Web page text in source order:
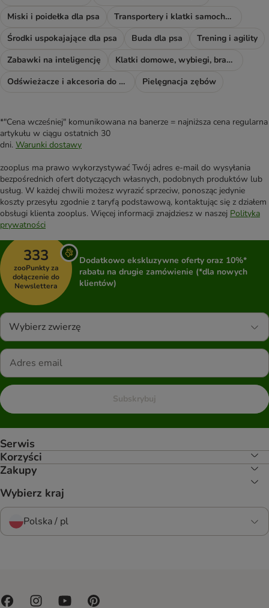
Miski i poidełka dla psa
Transportery i klatki samochodowe
Środki uspokajające dla psa
Buda dla psa
Trening i agility
Zabawki na inteligencję
Klatki domowe, wybiegi, bramki i rampy
Odświeżacze i akcesoria do sprzątania
Pielęgnacja zębów
*"Cena wcześniej" komunikowana na banerze = najniższa cena regularna
artykułu w ciągu ostatnich 30
dni. Warunki dostawy
zooplus ma prawo wykorzystywać Twój adres e-mail do wysyłania
bezpośrednich ofert dotyczących własnych, podobnych produktów lub
usług. W każdej chwili możesz wyrazić sprzeciw, ponosząc jedynie
koszty przesyłu zgodnie z taryfą podstawową, kontaktując się z działem
obsługi klienta zooplus. Więcej informacji znajdziesz w naszej Polityka
prywatności
333
zooPunkty za
dołączenie do
Newslettera
Dodatkowo ekskluzywne oferty oraz 10%*
rabatu na drugie zamówienie (*dla nowych
klientów)
Wybierz zwierzę
Subskrybuj
Serwis
Korzyści
Zakupy
Wybierz kraj
Polska / pl